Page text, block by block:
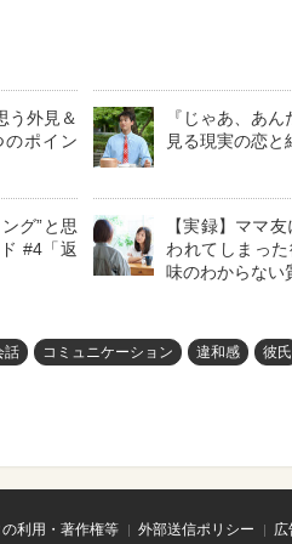
う外見＆
のポイン
『じゃあ、あ
見る現実の恋と
グ”と思
#4「返
【実録】ママ
われてしまっ
味のわからない
話 コミュニケーション 違和感 彼氏
利用・著作権等 外部送信ポリシー